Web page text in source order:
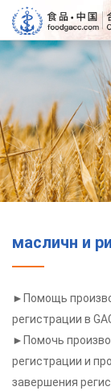
масличн и
►Помощь
регистрации в
►Помочь
регистрации и
завершения